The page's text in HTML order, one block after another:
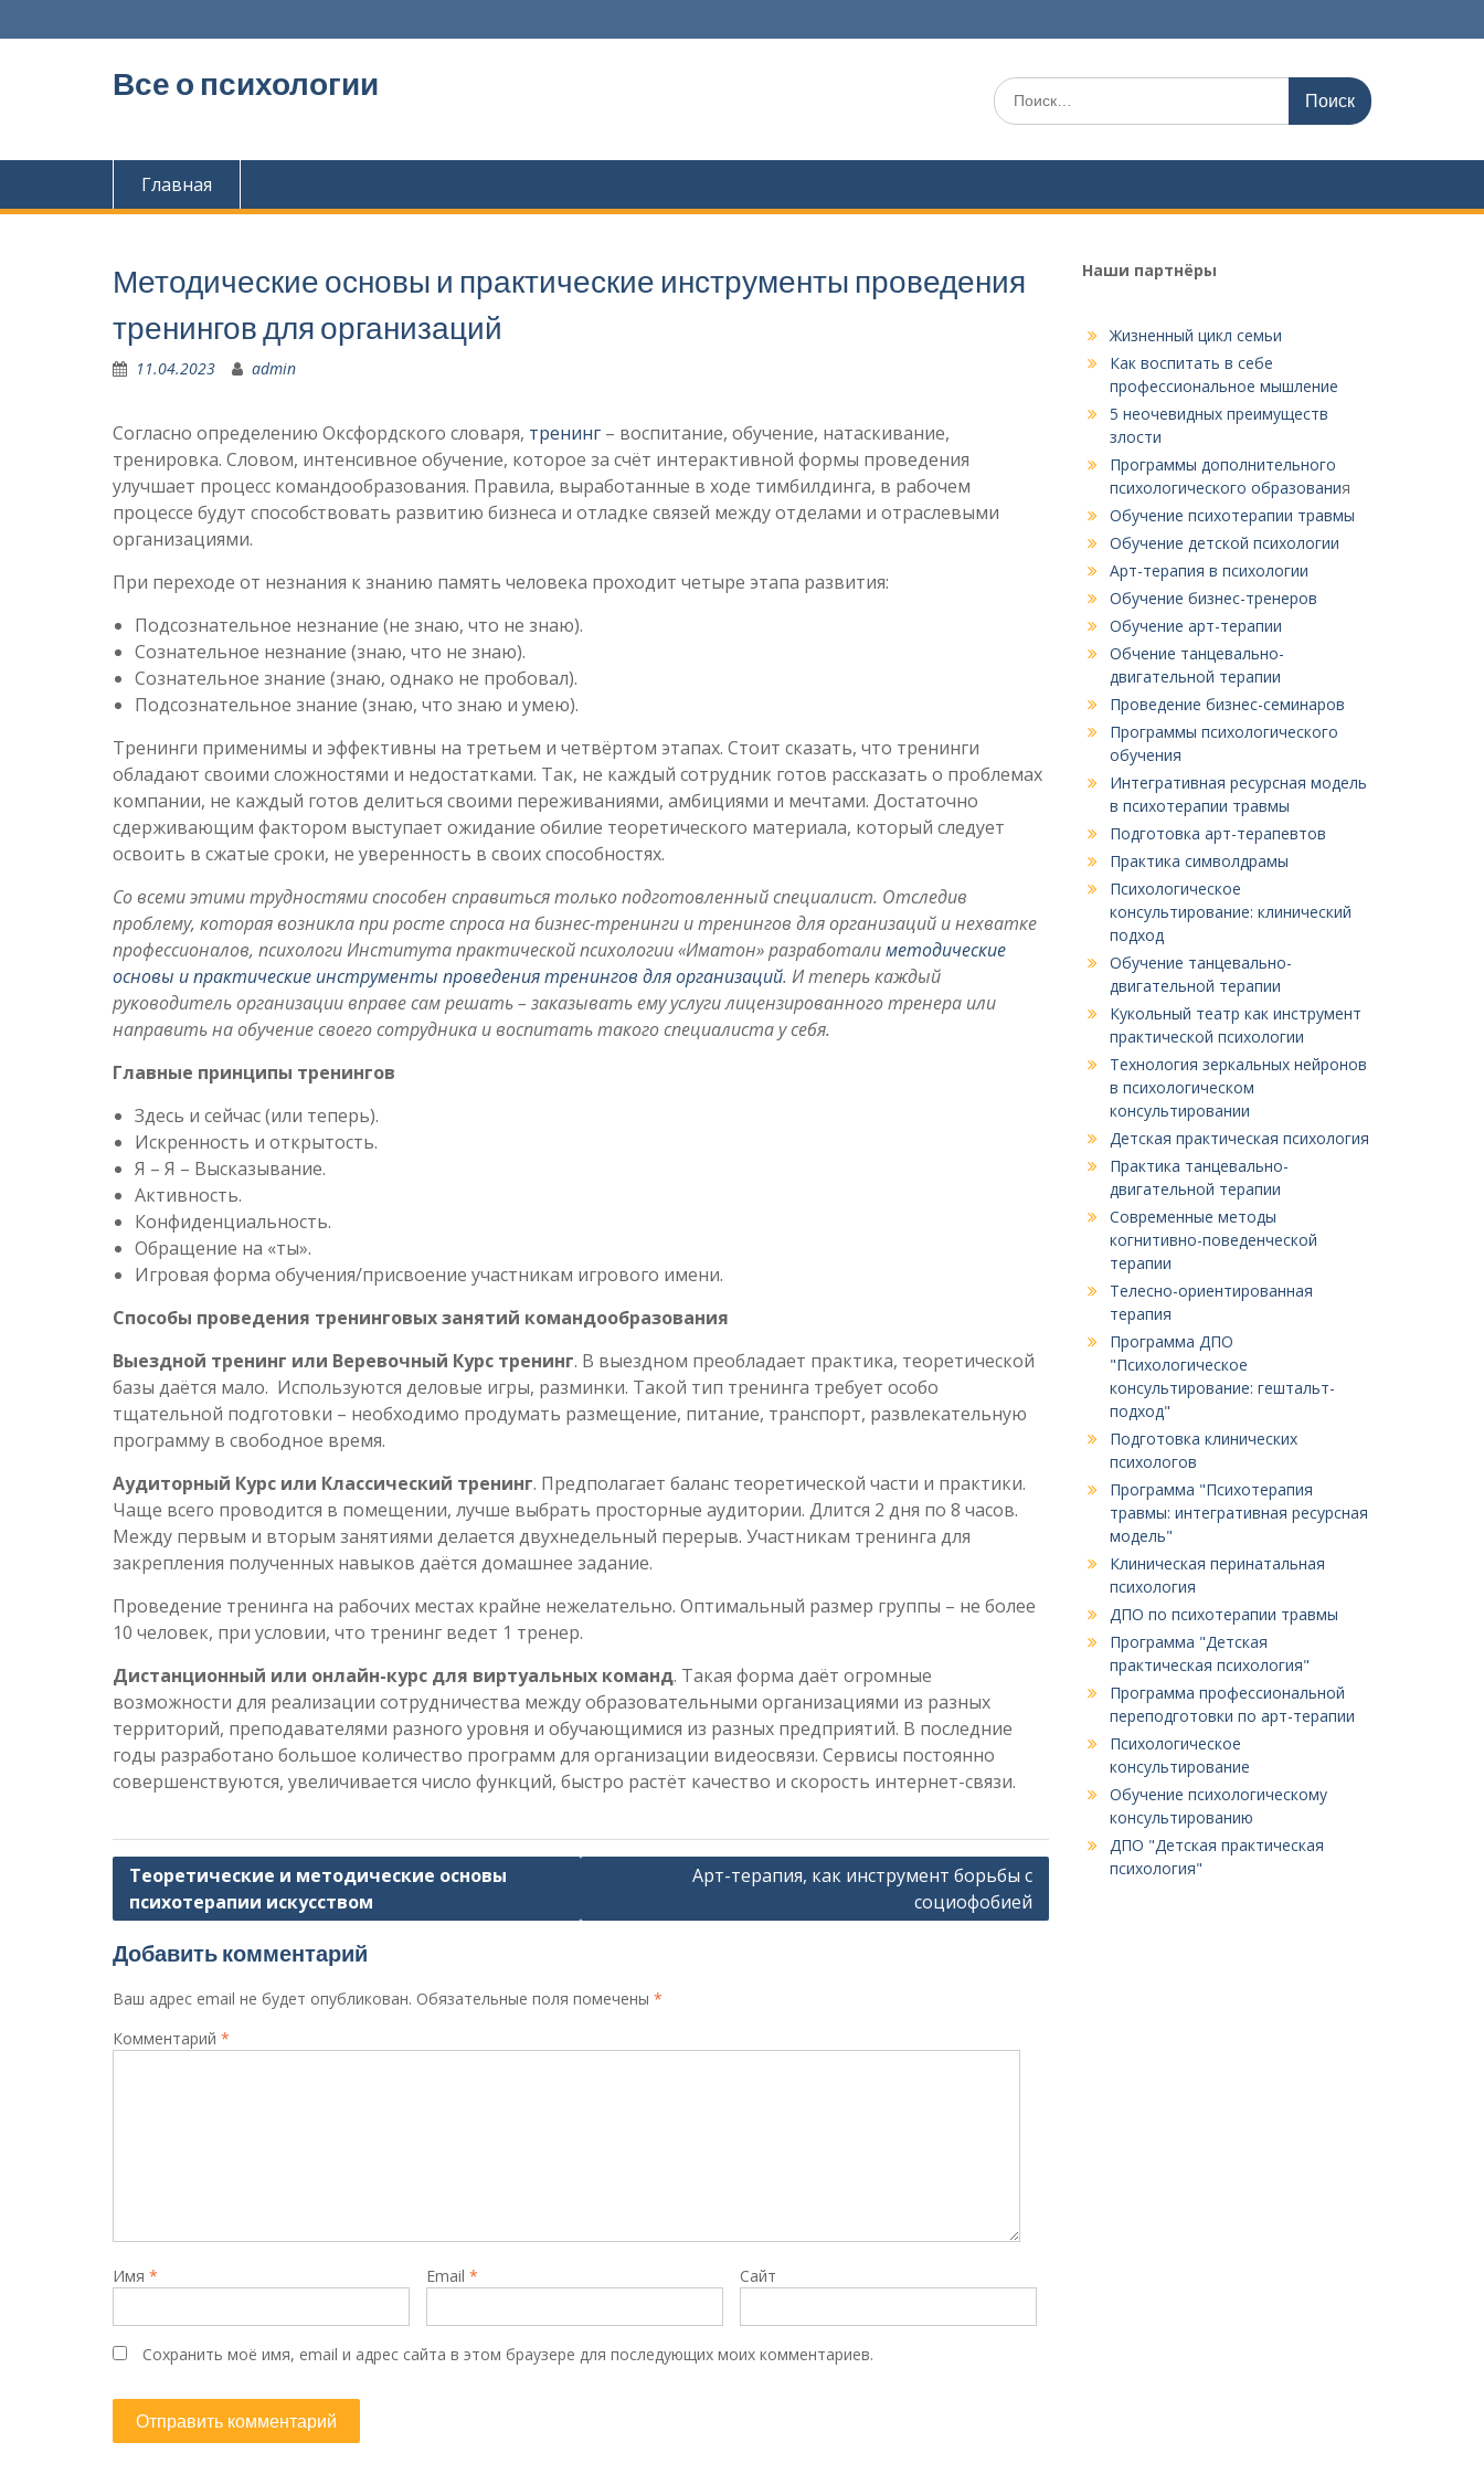
к
Все о психологии
Поиск
по:
Главная
Методические основы и практические инструменты проведения
тренингов для организаций
11.04.2023 admin
Согласно определению Оксфордского словаря, тренинг – воспитание, обучение, натаскивание,
тренировка. Словом, интенсивное обучение, которое за счёт интерактивной формы проведения
улучшает процесс командообразования. Правила, выработанные в ходе тимбилдинга, в рабочем
процессе будут способствовать развитию бизнеса и отладке связей между отделами и отраслевыми
организациями.
При переходе от незнания к знанию память человека проходит четыре этапа развития:
Подсознательное незнание (не знаю, что не знаю).
Сознательное незнание (знаю, что не знаю).
Сознательное знание (знаю, однако не пробовал).
Подсознательное знание (знаю, что знаю и умею).
Тренинги применимы и эффективны на третьем и четвёртом этапах. Стоит сказать, что тренинги
обладают своими сложностями и недостатками. Так, не каждый сотрудник готов рассказать о проблемах
компании, не каждый готов делиться своими переживаниями, амбициями и мечтами. Достаточно
сдерживающим фактором выступает ожидание обилие теоретического материала, который следует
освоить в сжатые сроки, не уверенность в своих способностях.
Со всеми этими трудностями способен справиться только подготовленный специалист. Отследив
проблему, которая возникла при росте спроса на бизнес-тренинги и тренингов для организаций и нехватке
профессионалов, психологи Института практической психологии «Иматон» разработалиметодические
основы и практические инструменты проведения тренингов для организаций. И теперь каждый
руководитель организации вправе сам решать – заказывать ему услуги лицензированного тренера или
направить на обучение своего сотрудника и воспитать такого специалиста у себя.
Главные принципы тренингов
Здесь и сейчас (или теперь).
Искренность и открытость.
Я – Я – Высказывание.
Активность.
Конфиденциальность.
Обращение на «ты».
Игровая форма обучения/присвоение участникам игрового имени.
Способы проведения тренинговых занятий командообразования
Выездной тренинг или Веревочный Курс тренинг. В выездном преобладает практика, теоретической
базы даётся мало. Используются деловые игры, разминки. Такой тип тренинга требует особо
тщательной подготовки – необходимо продумать размещение, питание, транспорт, развлекательную
программу в свободное время.
Аудиторный Курс или Классический тренинг. Предполагает баланс теоретической части и практики.
Чаще всего проводится в помещении, лучше выбрать просторные аудитории. Длится 2 дня по 8 часов.
Между первым и вторым занятиями делается двухнедельный перерыв. Участникам тренинга для
закрепления полученных навыков даётся домашнее задание.
Проведение тренинга на рабочих местах крайне нежелательно. Оптимальный размер группы – не более
10 человек, при условии, что тренинг ведет 1 тренер.
Дистанционный или онлайн-курс для виртуальных команд. Такая форма даёт огромные
возможности для реализации сотрудничества между образовательными организациями из разных
территорий, преподавателями разного уровня и обучающимися из разных предприятий. В последние
годы разработано большое количество программ для организации видеосвязи. Сервисы постоянно
совершенствуются, увеличивается число функций, быстро растёт качество и скорость интернет-связи.
Навигация
по
записям
Теоретические и методические основы
психотерапии искусством
Арт-терапия, как инструмент борьбы с
социофобией
Добавить комментарий
Ваш адрес email не будет опубликован. Обязательные поля помечены *
Комментарий *
Имя * Email * Сайт
Сохранить моё имя, email и адрес сайта в этом браузере для последующих моих комментариев.
Наши партнёры
Жизненный цикл семьи
Как воспитать в себе
профессиональное мышление
5 неочевидных преимуществ
злости
Программы дополнительного
психологического образования
Обучение психотерапии травмы
Обучение детской психологии
Арт-терапия в психологии
Обучение бизнес-тренеров
Обучение арт-терапии
Обчение танцевально-
двигательной терапии
Проведение бизнес-семинаров
Программы психологического
обучения
Интегративная ресурсная модель
в психотерапии травмы
Подготовка арт-терапевтов
Практика символдрамы
Психологическое
консультирование: клинический
подход
Обучение танцевально-
двигательной терапии
Кукольный театр как инструмент
практической психологии
Технология зеркальных нейронов
в психологическом
консультировании
Детская практическая психология
Практика танцевально-
двигательной терапии
Современные методы
когнитивно-поведенческой
терапии
Телесно-ориентированная
терапия
Программа ДПО
"Психологическое
консультирование: гештальт-
подход"
Подготовка клинических
психологов
Программа "Психотерапия
травмы: интегративная ресурсная
модель"
Клиническая перинатальная
психология
ДПО по психотерапии травмы
Программа "Детская
практическая психология"
Программа профессиональной
переподготовки по арт-терапии
Психологическое
консультирование
Обучение психологическому
консультированию
ДПО "Детская практическая
психология"